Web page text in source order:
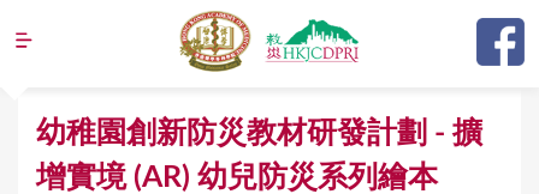
Jump to navigation
幼稚園創新防災教材研發計劃 - 擴
增實境 (AR) 幼兒防災系列繪本